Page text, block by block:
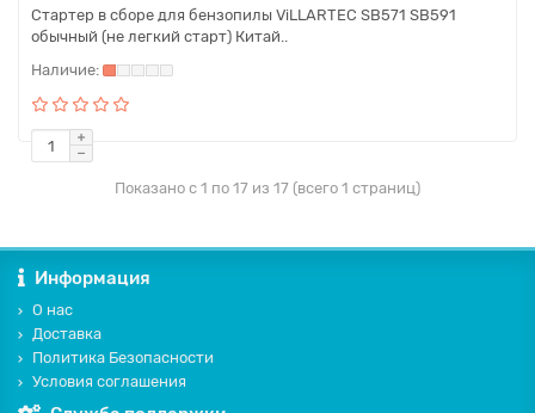
Стартер в сборе для бензопилы ViLLARTEC SB571 SB591
обычный (не легкий старт) Китай..
Показано с 1 по 17 из 17 (всего 1 страниц)
Информация
О нас
Доставка
Политика Безопасности
Условия соглашения